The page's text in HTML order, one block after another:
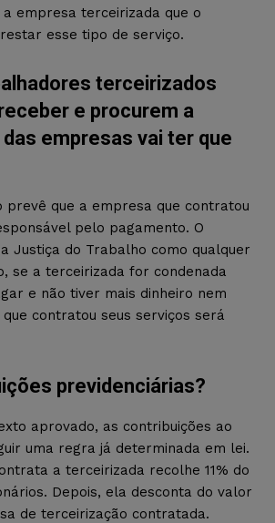
empresa terceirizada que o
esse tipo de serviço.
terceirizados
e procurem a
empresas vai ter que
prevê que a empresa que contratou
pelo pagamento. O
Justiça do Trabalho como qualquer
se a terceirizada for condenada
e não tiver mais dinheiro nem
contratou seus serviços será
previdenciárias?
aprovado, as contribuições ao
uma regra já determinada em lei.
a terceirizada recolhe 11% do
Depois, ela desconta do valor
de terceirização contratada.